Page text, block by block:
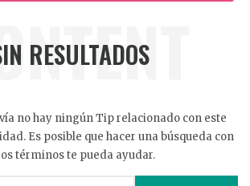
RESULTADOS
no hay ningún Tip relacionado con este
Es posible que hacer una búsqueda con
términos te pueda ayudar.